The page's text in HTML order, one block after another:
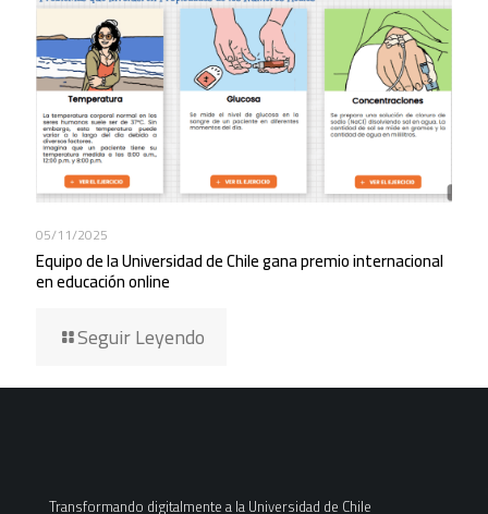
05/11/2025
Equipo de la Universidad de Chile gana premio internacional
en educación online
Seguir Leyendo
Transformando digitalmente a la Universidad de Chile